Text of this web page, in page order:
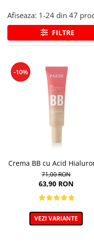
Afiseaza: 1-24 din 47
FILTRE
-10%
Crema BB cu Acid
nuanta 03W NATURAL
71,00 RON
63,90 RON
VEZI VARIANTE